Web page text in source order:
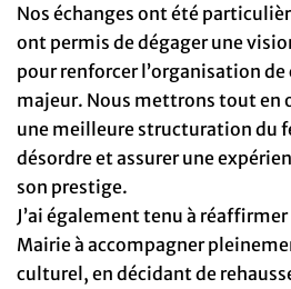
Nos échanges ont été
ont permis de dégager une
pour renforcer l’organisation
majeur. Nous mettrons tout en
une meilleure structuration du
désordre et assurer une
son prestige.
J’ai également tenu à
Mairie à accompagner
culturel, en décidant de